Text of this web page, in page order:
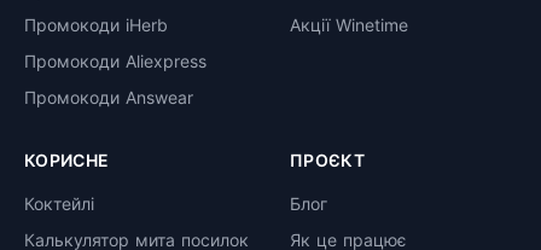
Промокоди iHerb
Промокоди Aliexpress
Промокоди Answear
Акції Winetime
КОРИСНЕ
Коктейлі
Калькулятор мита посилок
ПРОЄКТ
Блог
Як це працює